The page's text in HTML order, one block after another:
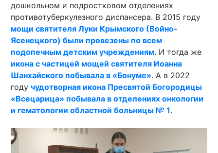
дошкольном и подростковом отделениях
противотуберкулезного диспансера. В 2015 году
мощи святителя Луки Крымского (Войно-
Ясенецкого) были провезены по всем
подопечным детским учреждениям. И тогда же
икона с частицей мощей святителя Иоанна
Шанхайского побывала в «Бонуме». А в 2022
году чудотворная икона Пресвятой Богородицы
«Всецарица» побывала в отделениях онкологии
и гематологии областной больницы № 1.